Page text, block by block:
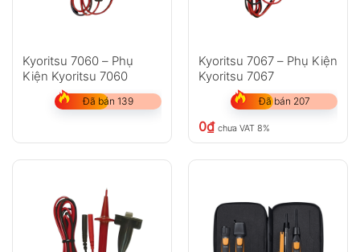
Kyoritsu 7060 – Phụ
Kiện Kyoritsu 7060
Đã bán 139
Kyoritsu 7067 – Phụ Kiện
Kyoritsu 7067
Đã bán 207
0₫ chưa VAT 8%